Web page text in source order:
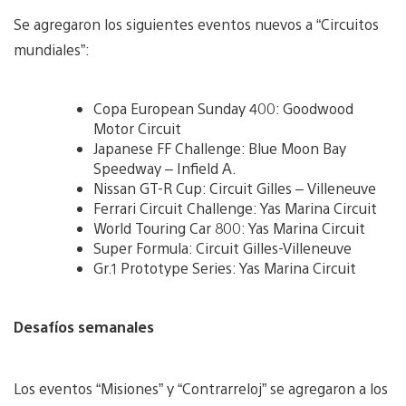
Se agregaron los siguientes eventos nuevos a “Circuitos
mundiales”:
Copa European Sunday 400: Goodwood
Motor Circuit
Japanese FF Challenge: Blue Moon Bay
Speedway – Infield A.
Nissan GT-R Cup: Circuit Gilles – Villeneuve
Ferrari Circuit Challenge: Yas Marina Circuit
World Touring Car 800: Yas Marina Circuit
Super Formula: Circuit Gilles-Villeneuve
Gr.1 Prototype Series: Yas Marina Circuit
Desafíos semanales
Los eventos “Misiones” y “Contrarreloj” se agregaron a los